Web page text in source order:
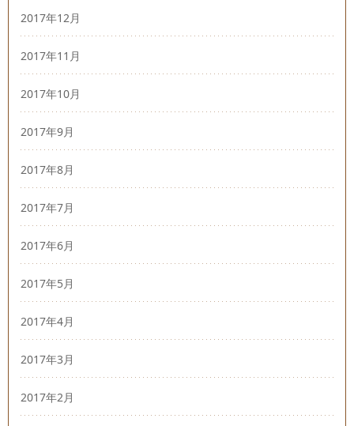
2017年12月
2017年11月
2017年10月
2017年9月
2017年8月
2017年7月
2017年6月
2017年5月
2017年4月
2017年3月
2017年2月